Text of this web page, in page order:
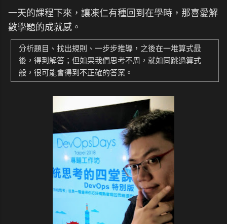
一天的課程下來，讓凍仁有種回到在學時，那喜愛解
數學題的成就感。
分析題目、找出規則、一步步推導，之後在一堆算式最
後，得到解答；但如果我們思考不周，就如同跳過算式
般，很可能會得到不正確的答案。